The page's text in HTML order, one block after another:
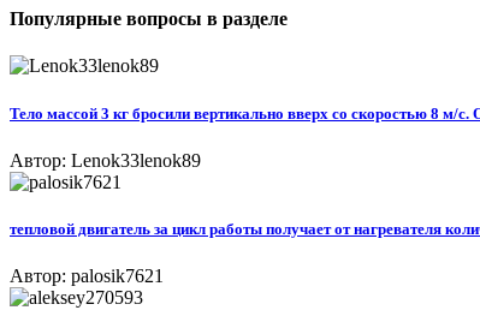
Популярные вопросы в разделе
Тело массой 3 кг бросили вертикально вверх со скоростью 8 м/
Автор: Lenok33lenok89
тепловой двигатель за цикл работы получает от нагревателя
Автор: palosik7621